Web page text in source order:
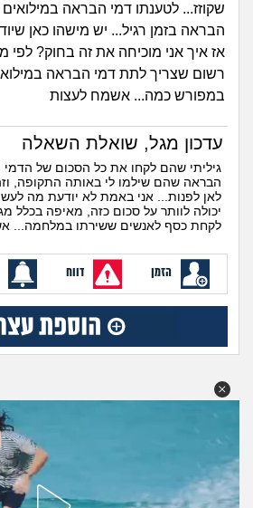
שקוזז... לטענתו דמי הבראה
הבראה בזמן רגיל... יש מישהו כאן
אז איך אני מוכיחה את זה בחוק? לפי
רשום שצריך לתת דמי הבראה
במפורש כמה... אשמח לעצות
עדכון מגל, שואלת השאלה
גיליתי שהם לקחו את כל הסכום של הדמי
הבראה שהם שילמו לי באותה התקופה,
לאן לפנות... אני באמת לא יודעת מה
יכולה לוותר על סכום כזה, מאיפה בכלל
לקחת כסף לאנשים ששירתו במלחמה...
הזמן דווח